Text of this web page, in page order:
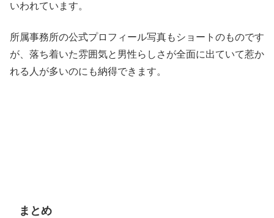
いわれています。
所属事務所の公式プロフィール写真もショートのものです
が、落ち着いた雰囲気と男性らしさが全面に出ていて惹か
れる人が多いのにも納得できます。
まとめ